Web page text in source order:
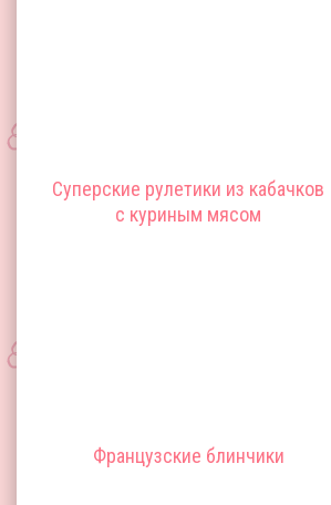
Суперские рулетики из кабачков
с куриным мясом
Французские блинчики